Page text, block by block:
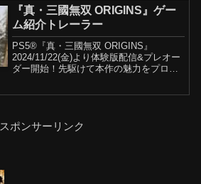
なす」【チャンネル登録してくれるとモ
チベ⤴︎】よろしくお願いしま...
『真・三國無双 ORIGINS』ゲー
ム紹介トレーラー
PS5®『真・三國無双 ORIGINS』
2024/11/22(金)より体験版配信&プレオー
ダー開始！先駆けて本作の魅力をプロデ
スポンサーリンク